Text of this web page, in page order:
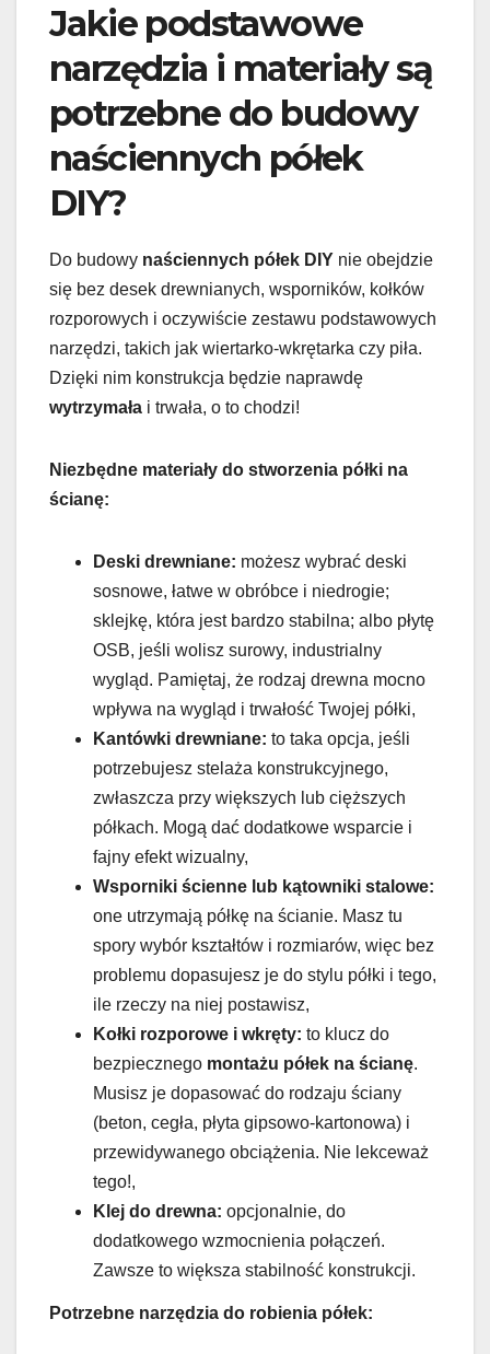
Jakie podstawowe
narzędzia i materiały są
potrzebne do budowy
naściennych półek
DIY?
Do budowy naściennych półek DIY nie obejdzie
się bez desek drewnianych, wsporników, kołków
rozporowych i oczywiście zestawu podstawowych
narzędzi, takich jak wiertarko-wkrętarka czy piła.
Dzięki nim konstrukcja będzie naprawdę
wytrzymała i trwała, o to chodzi!
Niezbędne materiały do stworzenia półki na
ścianę:
Deski drewniane: możesz wybrać deski
sosnowe, łatwe w obróbce i niedrogie;
sklejkę, która jest bardzo stabilna; albo płytę
OSB, jeśli wolisz surowy, industrialny
wygląd. Pamiętaj, że rodzaj drewna mocno
wpływa na wygląd i trwałość Twojej półki,
Kantówki drewniane: to taka opcja, jeśli
potrzebujesz stelaża konstrukcyjnego,
zwłaszcza przy większych lub cięższych
półkach. Mogą dać dodatkowe wsparcie i
fajny efekt wizualny,
Wsporniki ścienne lub kątowniki stalowe:
one utrzymają półkę na ścianie. Masz tu
spory wybór kształtów i rozmiarów, więc bez
problemu dopasujesz je do stylu półki i tego,
ile rzeczy na niej postawisz,
Kołki rozporowe i wkręty: to klucz do
bezpiecznego montażu półek na ścianę.
Musisz je dopasować do rodzaju ściany
(beton, cegła, płyta gipsowo-kartonowa) i
przewidywanego obciążenia. Nie lekceważ
tego!,
Klej do drewna: opcjonalnie, do
dodatkowego wzmocnienia połączeń.
Zawsze to większa stabilność konstrukcji.
Potrzebne narzędzia do robienia półek: